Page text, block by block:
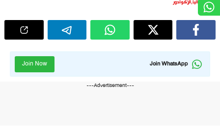
إيطاليا,الإكوادور
Join WhatsApp
Join Now
---Advertisement---